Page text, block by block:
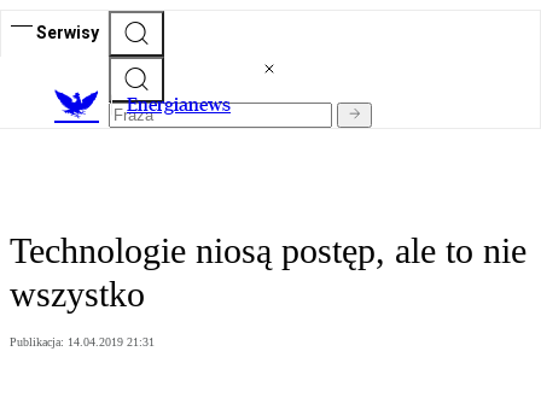
Serwisy
Energianews
Technologie niosą postęp, ale to nie
wszystko
Publikacja: 14.04.2019 21:31